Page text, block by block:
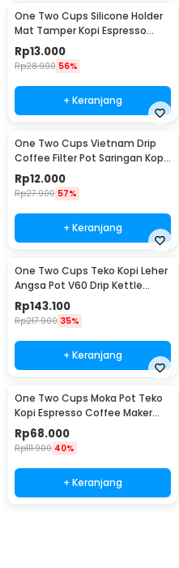
One Two Cups Silicone Holder
Mat Tamper Kopi Espresso
Barista - 0310
Rp13.000
Rp28.900 56%
+ Keranjang
One Two Cups Vietnam Drip
Coffee Filter Pot Saringan Kopi
114ml 6Q - LC1
Rp12.000
Rp27.900 57%
+ Keranjang
One Two Cups Teko Kopi Leher
Angsa Pot V60 Drip Kettle
960ml - RF-15
Rp143.100
Rp217.900 35%
+ Keranjang
One Two Cups Moka Pot Teko
Kopi Espresso Coffee Maker
Stovetop 4 Cup 200ml - Z21
Rp68.000
Rp111.900 40%
+ Keranjang